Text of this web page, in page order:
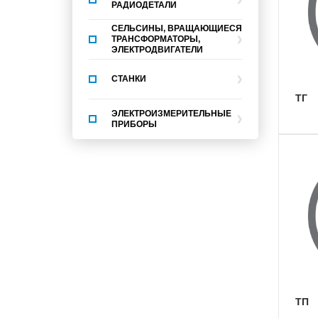
РАДИОДЕТАЛИ
СЕЛЬСИНЫ, ВРАЩАЮЩИЕСЯ
ТРАНСФОРМАТОРЫ,
ЭЛЕКТРОДВИГАТЕЛИ
СТАНКИ
ЭЛЕКТРОИЗМЕРИТЕЛЬНЫЕ
ПРИБОРЫ
ТГ
ТП